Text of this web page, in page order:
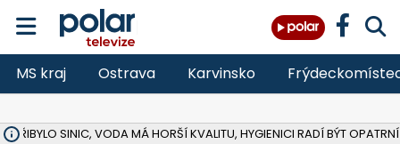
MS kraj Ostrava Karvinsko
PŘIBYLO SINIC, VODA MÁ HORŠÍ KVALITU, HYGIENICI RADÍ BÝT OPATRNÍ